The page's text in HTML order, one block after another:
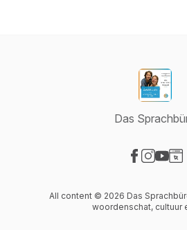
Das
All content © 2026 Das
woordenschat, cultuur